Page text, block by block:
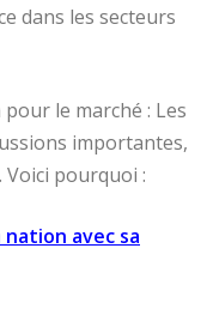
dans les secteurs
le marché : Les
importantes,
pourquoi :
avec sa